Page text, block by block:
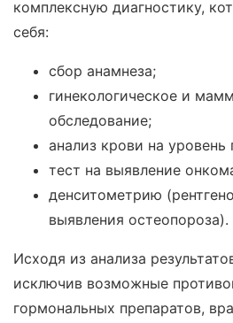
комплексную диагностику,
себя:
сбор анамнеза;
гинекологическое и
обследование;
анализ крови на
тест на выявление
денситометрию
выявления остеопороза).
Исходя из анализа
исключив возможные
гормональных препаратов,